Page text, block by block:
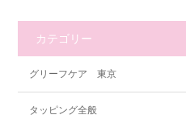
カテゴリー
グリーフケア 東京
タッピング全般